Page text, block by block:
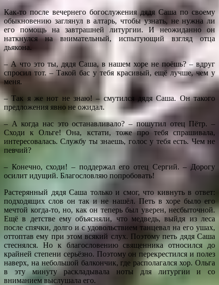
Как-то после вечернего богослужения дядя Саша по своему
обыкновению заглянул в алтарь, чтобы узнать, не нужна ли
его помощь на завтрашней литургии. И неожиданно он
наткнулся на внимательный, испытующий взгляд отца
дьякона.
– А что это ты, дядя Саша, в нашем хоре не поёшь? – вдруг
спросил тот. – Такой бас у тебя красивый, ещё лучше, чем у
меня.
– Так я же нот не знаю! – смутился дядя Саша. Он такого
предложения явно не ожидал.
– А когда нас это останавливало? – пошутил отец Пётр. –
Сходи к Ольге! Она, кстати, тоже про тебя спрашивала,
интересовалась. Службу ты знаешь, голос у тебя есть. Чем не
певчий?
– Конечно, сходи! – поддержал его отец Сергий. – Дорогу
осилит идущий. Благословляю попробовать!
Растерянный дядя Саша только и смог, что кивнуть в ответ:
подходящих слов он так и не нашёл. Петь в хоре было его
мечтой когда-то, но, как он теперь был уверен, несбыточной.
Ещё в детстве ему объясняли, что медведь, выйдя из леса
после спячки, долго и с удовольствием танцевал на его ушах,
оттоптав ему при этом всякий слух. Поэтому петь дядя Саша
стеснялся. Но к благословению священника относился до
крайней степени серьёзно. Поэтому он перекрестился и полез
наверх, на небольшой балкончик, где располагался хор. Ольга
в эту минуту раскладывала ноты для литургии и со
вниманием выслушала его.